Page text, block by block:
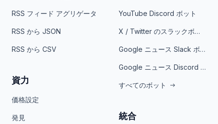
RSS フィード アグリゲータ
RSS から JSON
RSS から CSV
資力
価格設定
発見
YouTube Discord ボット
X / Twitter のスラックボット
Google ニュース Slack ボット
Google ニュース Discord ボット
すべてのボット
統合